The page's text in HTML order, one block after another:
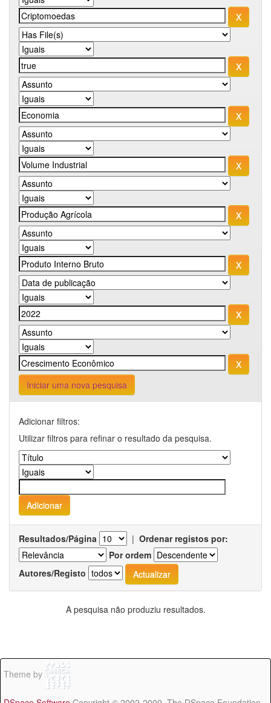
Iniciar uma nova pesquisa
Adicionar filtros:
Utilizar filtros para refinar o resultado da pesquisa.
Resultados/Página | Ordenar registos por:
Por ordem
Autores/Registo
A pesquisa não produziu resultados.
Theme by